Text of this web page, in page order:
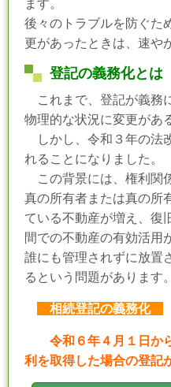
ます。
後々のトラブルを防ぐた
更があったときは、速や
登記の義務化とは
これまで、登記が義務
物理的な状況に変更があ
しかし、令和３年の法
れることになりました。
この背景には、権利関
真の所有者または真の所
ている不動産が増え、復
間での不動産の有効活用
誰にも管理されずに放置
るという問題があります
相続登記の義務化
令和６年４月１日か
利を取得した場合の登記